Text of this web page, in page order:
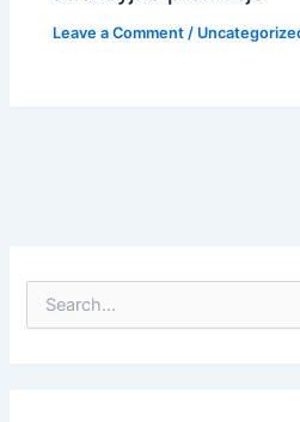
Leave a Comment /